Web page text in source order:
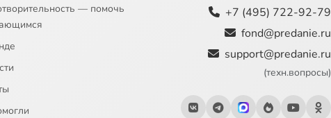
— помочь
+7 (495) 722-92-79
fond@predanie.ru
support@predanie.ru
(техн.вопросы)